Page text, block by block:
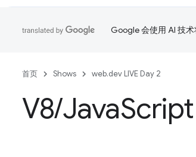
Google 会使用 AI 技
首页 Shows web.dev LIVE Day 2
V8/Java